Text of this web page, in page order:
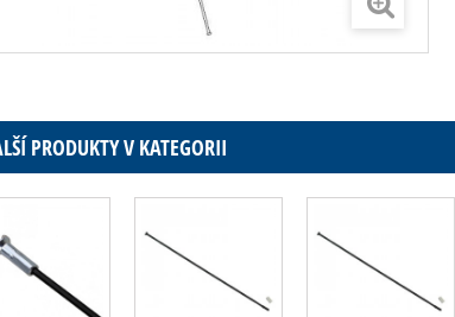
PRODUKTY V KATEGORII